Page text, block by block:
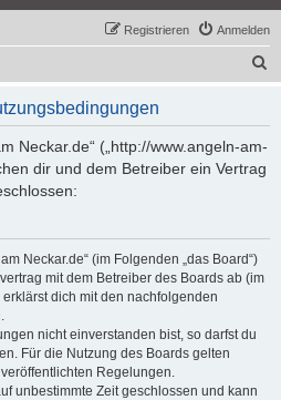
Anmelden
Registrieren
Neckar.de“ („http://www.angeln-am-
dir und dem Betreiber ein Vertrag
Neckar.de“ (im Folgenden „das Board“)
mit dem Betreiber des Boards ab (im
erklärst dich mit den nachfolgenden
nicht einverstanden bist, so darfst du
Für die Nutzung des Boards gelten
Regelungen.
unbestimmte Zeit geschlossen und kann